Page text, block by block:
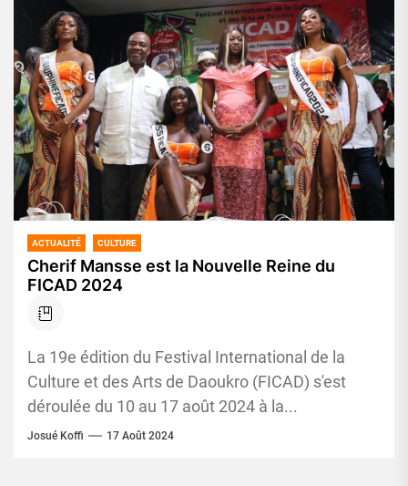
ACTUALITÉ CULTURE
Cherif Mansse est la Nouvelle Reine du
FICAD 2024
La 19e édition du Festival International de la
Culture et des Arts de Daoukro (FICAD) s'est
déroulée du 10 au 17 août 2024 à la...
Josué Koffi 17 Août 2024